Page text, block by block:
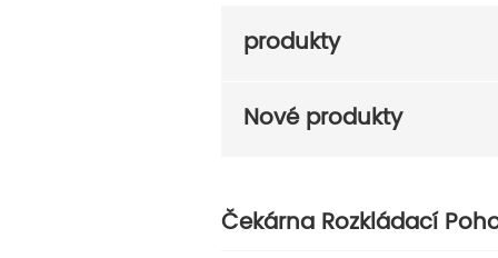
produkty
Nové produkty
Čekárna Rozkládací